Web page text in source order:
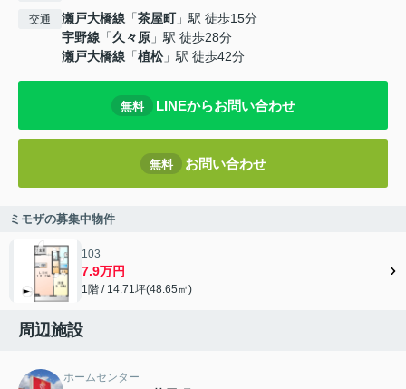
交通 瀬戸大橋線 「茶屋町」駅 徒歩15分
宇野線 「久々原 」駅 徒歩28分
瀬戸大橋線 「植松」駅 徒歩42分
無料 LINEからお問い合わせ
無料 お問い合わせ
ミモザの募集中物件
103
7.9万円
1階 / 14.71坪(48.65㎡)
周辺施設
ホームセンター